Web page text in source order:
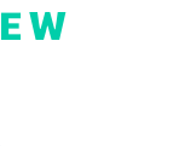
W